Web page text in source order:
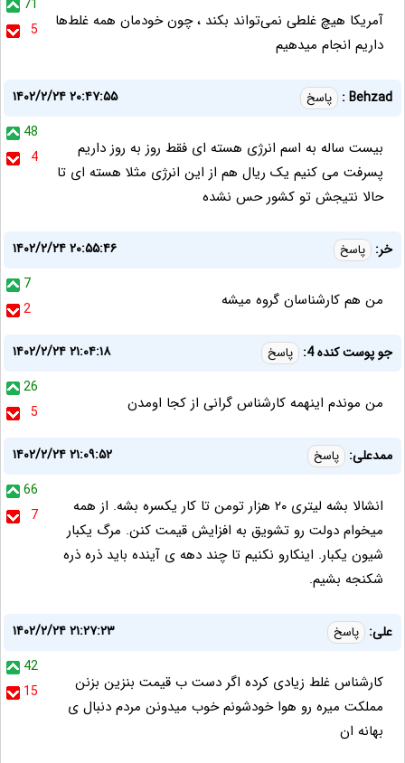
71
5
آمریکا هیچ غلطی نمی‌تواند بکند ، چون خودمان همه غلط‌ها
داریم انجام میدهیم
Behzad : پاسخ
۱۴۰۲/۲/۲۴ ۲۰:۴۷:۵۵
48
4
بیست ساله به اسم انرژی هسته ای فقط روز به روز داریم
پسرفت می کنیم یک ریال هم از این انرژی مثلا هسته ای تا
حالا نتیجش تو کشور حس نشده
خر: پاسخ
۱۴۰۲/۲/۲۴ ۲۰:۵۵:۴۶
7
2
من هم کارشناسان گروه میشه
جو پوست کنده 4: پاسخ
۱۴۰۲/۲/۲۴ ۲۱:۰۴:۱۸
26
5
من موندم اینهمه کارشناس گرانی از کجا اومدن
ممدعلی: پاسخ
۱۴۰۲/۲/۲۴ ۲۱:۰۹:۵۲
66
7
انشالا بشه لیتری ۲۰ هزار تومن تا کار یکسره بشه. از همه
میخوام دولت رو تشویق به افزایش قیمت کنن‌. مرگ یکبار
شیون یکبار. اینکارو نکنیم تا چند دهه ی آینده باید ذره ذره
شکنجه بشیم.
علی: پاسخ
۱۴۰۲/۲/۲۴ ۲۱:۲۷:۲۳
42
15
کارشناس غلط زیادی کرده اگر دست ب قیمت بنزین بزنن
مملکت میره رو هوا خودشونم خوب میدونن مردم دنبال ی
بهانه ان